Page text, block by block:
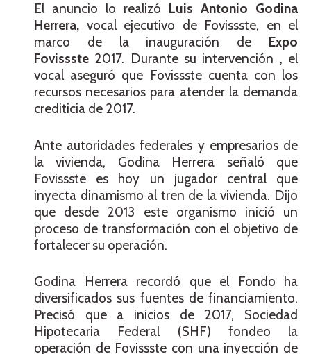
El anuncio lo realizó Luis Antonio Godina
Herrera, vocal ejecutivo de Fovissste, en el
marco de la inauguración de Expo
Fovissste 2017. Durante su intervención , el
vocal aseguró que Fovissste cuenta con los
recursos necesarios para atender la demanda
crediticia de 2017.
Ante autoridades federales y empresarios de
la vivienda, Godina Herrera señaló que
Fovissste es hoy un jugador central que
inyecta dinamismo al tren de la vivienda. Dijo
que desde 2013 este organismo inició un
proceso de transformación con el objetivo de
fortalecer su operación.
Godina Herrera recordó que el Fondo ha
diversificados sus fuentes de financiamiento.
Precisó que a inicios de 2017, Sociedad
Hipotecaria Federal (SHF) fondeo la
operación de Fovissste con una inyección de